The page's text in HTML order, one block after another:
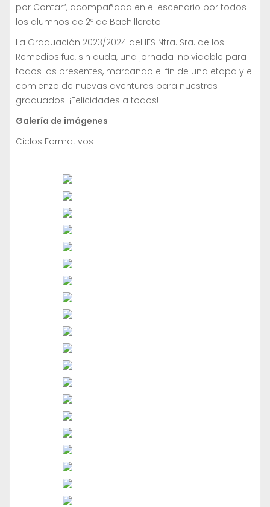
por Contar”, acompañada en el escenario por todos
los alumnos de 2º de Bachillerato.
La Graduación 2023/2024 del IES Ntra. Sra. de los
Remedios fue, sin duda, una jornada inolvidable para
todos los presentes, marcando el fin de una etapa y el
comienzo de nuevas aventuras para nuestros
graduados. ¡Felicidades a todos!
Galería de imágenes
Ciclos Formativos